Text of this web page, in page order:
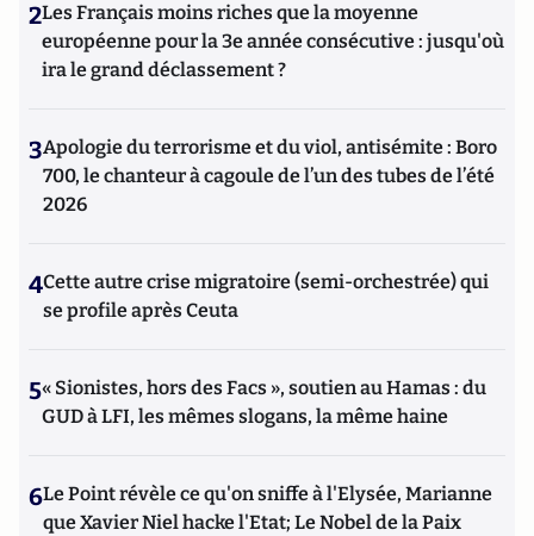
2Les Français moins riches que la moyenne
européenne pour la 3e année consécutive : jusqu'où
ira le grand déclassement ?
3Apologie du terrorisme et du viol, antisémite : Boro
700, le chanteur à cagoule de l’un des tubes de l’été
2026
4Cette autre crise migratoire (semi-orchestrée) qui
se profile après Ceuta
5« Sionistes, hors des Facs », soutien au Hamas : du
GUD à LFI, les mêmes slogans, la même haine
6Le Point révèle ce qu'on sniffe à l'Elysée, Marianne
que Xavier Niel hacke l'Etat; Le Nobel de la Paix